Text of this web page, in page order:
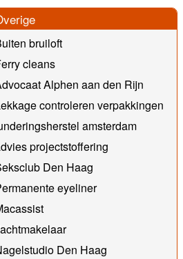
bruiloft
cleans
Alphen aan den Rijn
controleren verpakkingen
amsterdam
projectstoffering
Den Haag
eyeliner
Den Haag